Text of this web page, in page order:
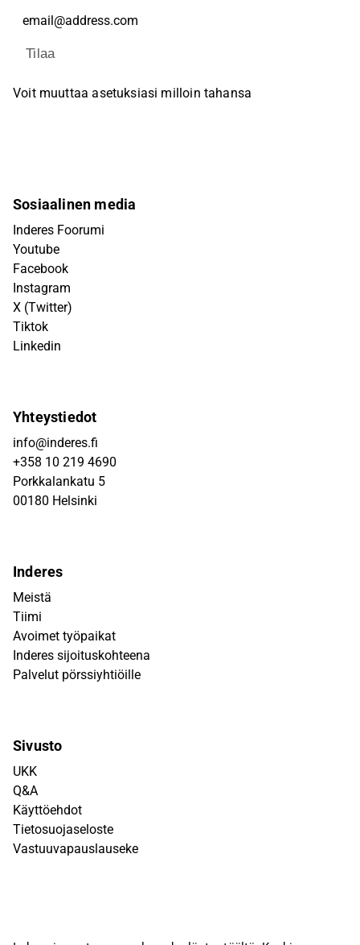
Tilaa
Voit muuttaa asetuksiasi milloin tahansa
Sosiaalinen media
Inderes Foorumi
Youtube
Facebook
Instagram
X (Twitter)
Tiktok
Linkedin
Yhteystiedot
info@inderes.fi
+358 10 219 4690
Porkkalankatu 5
00180 Helsinki
Inderes
Meistä
Tiimi
Avoimet työpaikat
Inderes sijoituskohteena
Palvelut pörssiyhtiöille
Sivusto
UKK
Q&A
Käyttöehdot
Tietosuojaseloste
Vastuuvapauslauseke